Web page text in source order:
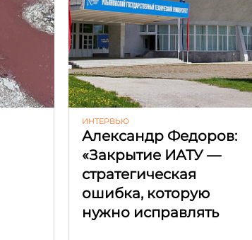
ИНТЕРВЬЮ
Александр Федоров:
«Закрытие ИАТУ —
стратегическая
ошибка, которую
нужно исправлять